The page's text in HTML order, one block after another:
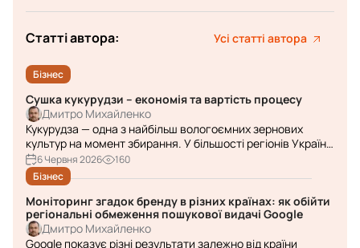
Статті автора: Усі статті автора
Бізнес
Сушка кукурудзи – економія та вартість процесу
Дмитро Михайленко
Кукурудза — одна з найбільш вологоємних зернових
культур на момент збирання. У більшості регіонів України
вологість свіжозібраного зерна коливається в межах 25–
35%, тоді як для безпечного тривалого зберігання цей
показник необх...
6 Червня 2026
160
Бізнес
Моніторинг згадок бренду в різних країнах: як обійти
регіональні обмеження пошукової видачі Google
Дмитро Михайленко
Google показує різні результати залежно від країни